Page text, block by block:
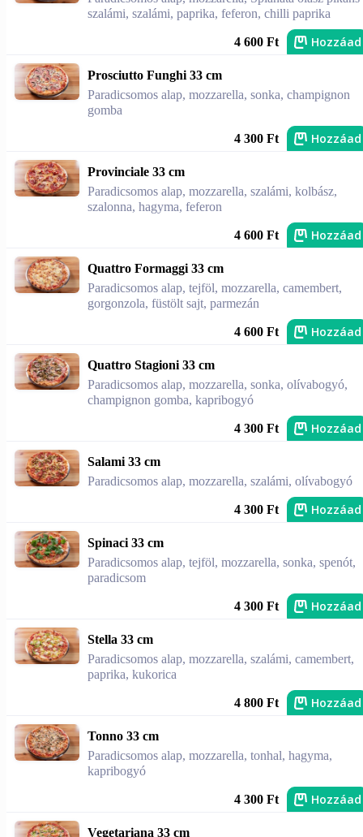
szalámi, szalámi, paprika, feferon, chilli paprika
4 600 Ft Hozzáad
Prosciutto Funghi 33 cm
Paradicsomos alap, mozzarella, sonka, champignon
gomba
4 300 Ft Hozzáad
Provinciale 33 cm
Paradicsomos alap, mozzarella, szalámi, kolbász,
szalonna, hagyma, feferon
4 600 Ft Hozzáad
Quattro Formaggi 33 cm
Paradicsomos alap, tejföl, mozzarella, camembert,
gorgonzola, füstölt sajt, parmezán
4 600 Ft Hozzáad
Quattro Stagioni 33 cm
Paradicsomos alap, mozzarella, sonka, olívabogyó,
champignon gomba, kapribogyó
4 300 Ft Hozzáad
Salami 33 cm
Paradicsomos alap, mozzarella, szalámi, olívabogyó
4 300 Ft Hozzáad
Spinaci 33 cm
Paradicsomos alap, tejföl, mozzarella, sonka, spenót,
paradicsom
4 300 Ft Hozzáad
Stella 33 cm
Paradicsomos alap, mozzarella, szalámi, camembert,
paprika, kukorica
4 800 Ft Hozzáad
Tonno 33 cm
Paradicsomos alap, mozzarella, tonhal, hagyma,
kapribogyó
4 300 Ft Hozzáad
Vegetariana 33 cm